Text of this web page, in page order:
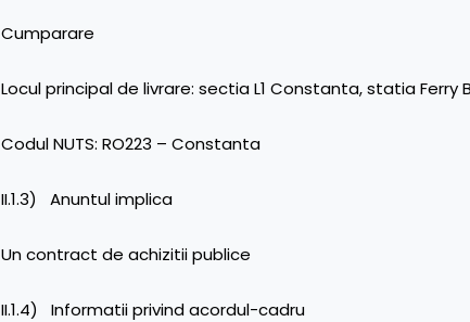
Cumparare
Locul principal de livrare: sectia L1 Constanta, statia Ferry
Codul NUTS: RO223 – Constanta
II.1.3) Anuntul implica
Un contract de achizitii publice
II.1.4) Informatii privind acordul-cadru